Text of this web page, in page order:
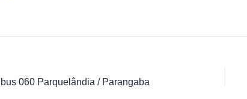
060 Parquelândia / Parangaba